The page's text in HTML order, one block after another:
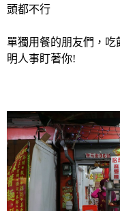
頭都不行
單獨用餐的朋友們，
明人事盯著你!